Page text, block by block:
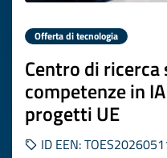
Offerta di tecnologia
Centro di
competenze in
progetti UE
ID EEN: